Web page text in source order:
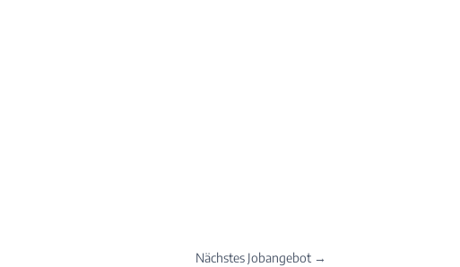
Nächstes Jobangebot →